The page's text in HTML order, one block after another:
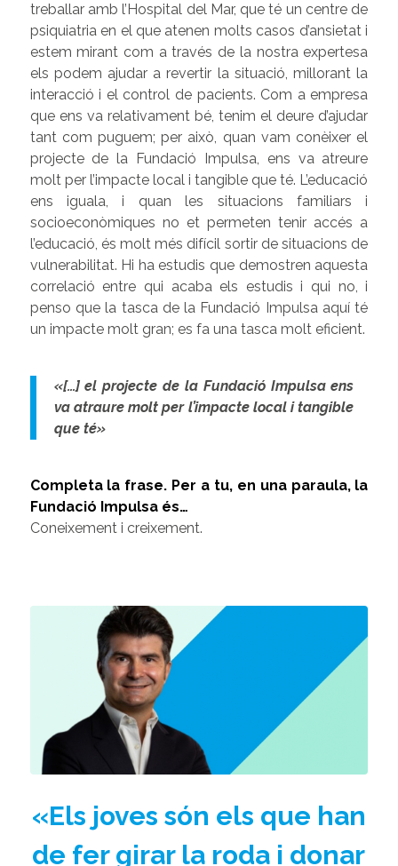
treballar amb l’Hospital del Mar, que té un centre de
psiquiatria en el que atenen molts casos d’ansietat i
estem mirant com a través de la nostra expertesa
els podem ajudar a revertir la situació, millorant la
interacció i el control de pacients. Com a empresa
que ens va relativament bé, tenim el deure d’ajudar
tant com puguem; per això, quan vam conèixer el
projecte de la Fundació Impulsa, ens va atreure
molt per l’impacte local i tangible que té. L’educació
ens iguala, i quan les situacions familiars i
socioeconòmiques no et permeten tenir accés a
l’educació, és molt més difícil sortir de situacions de
vulnerabilitat. Hi ha estudis que demostren aquesta
correlació entre qui acaba els estudis i qui no, i
penso que la tasca de la Fundació Impulsa aquí té
un impacte molt gran; es fa una tasca molt eficient.
«[…] el projecte de la Fundació Impulsa ens
va atraure molt per l’impacte local i tangible
que té»
Completa la frase. Per a tu, en una paraula, la
Fundació Impulsa és…
Coneixement i creixement.
«Els joves són els que han
de fer girar la roda i donar